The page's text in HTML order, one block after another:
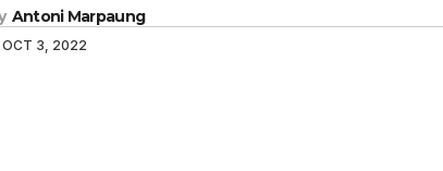
Antoni Marpaung
OCT 3, 2022